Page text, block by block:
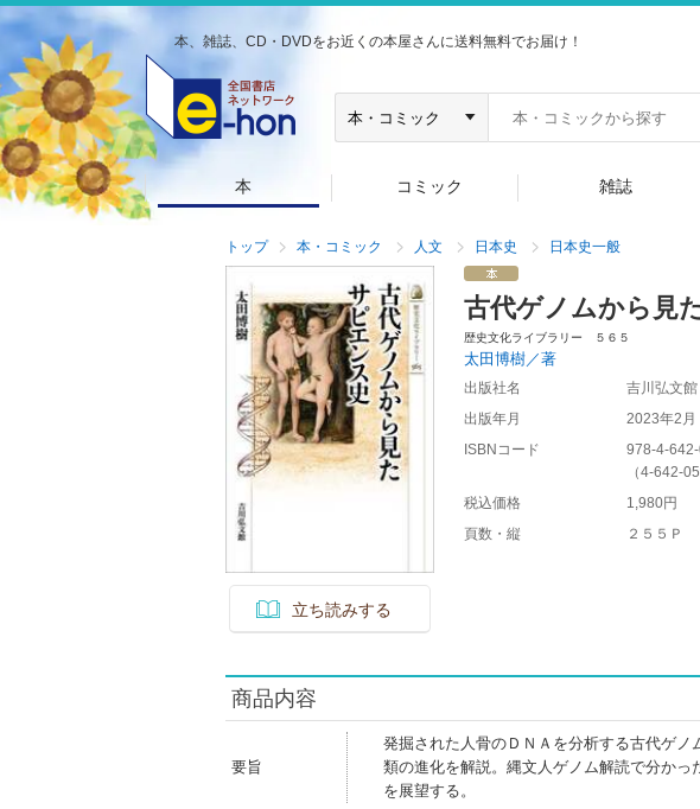
本、雑誌、CD・DVDをお近くの本屋さんに送料無料でお届け！
本 コミック 雑誌
トップ 本・コミック 人文 日本史 日本史一般
立ち読みする
古代ゲノムから見
歴史文化ライブラリー ５６５
太田博樹／著
出版社名
吉川弘文館
出版年月
2023年2月
ISBNコード
978-4-
（4-642-
税込価格
1,980円
頁数・縦
２５５Ｐ
商品内容
要旨
発掘された人骨のＤＮＡを分析する古代ゲ
類の進化を解説。縄文人ゲノム解読で分か
を展望する。